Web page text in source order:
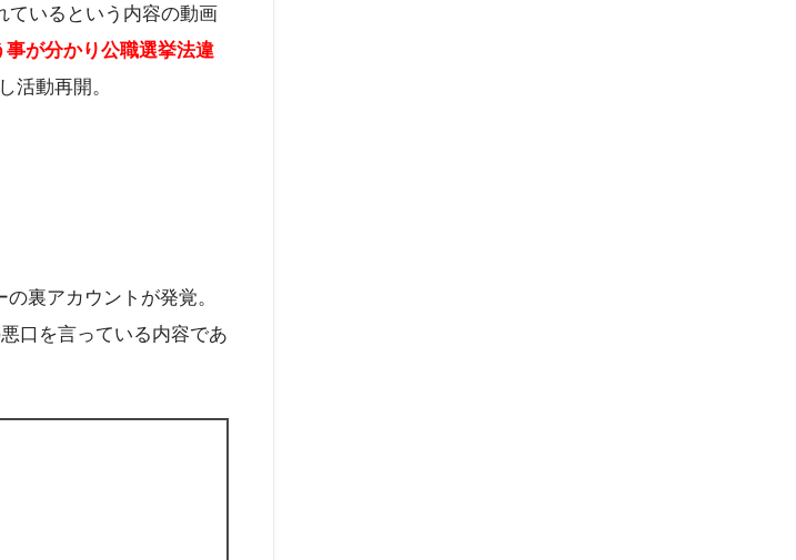
ているという内容の動画
が分かり公職選挙法違
活動再開。
裏アカウントが発覚。
口を言っている内容であ